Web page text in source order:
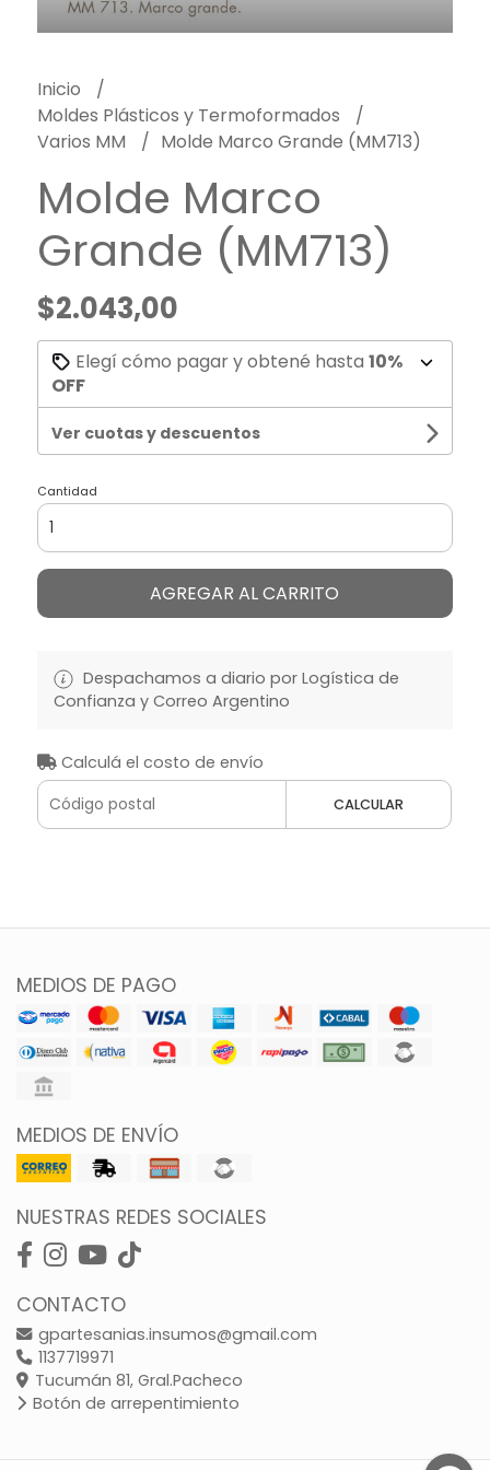
Inicio
Moldes Plásticos y Termoformados
Varios MM
Molde Marco Grande (MM713)
Molde Marco
Grande (MM713)
$2.043,00
Elegí cómo pagar y obtené hasta 10%
OFF
Ver cuotas y descuentos
Cantidad
AGREGAR AL CARRITO
Despachamos a diario por Logística de
Confianza y Correo Argentino
Calculá el costo de envío
CALCULAR
MEDIOS DE PAGO
MEDIOS DE ENVÍO
NUESTRAS REDES SOCIALES
CONTACTO
gpartesanias.insumos@gmail.com
1137719971
Tucumán 81, Gral.Pacheco
Botón de arrepentimiento